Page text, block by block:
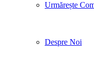
Urmărește
Despre Noi